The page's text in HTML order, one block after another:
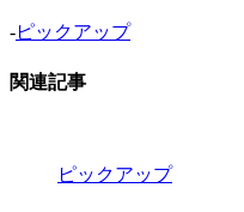
-ピックアップ
関連記事
ピックアップ